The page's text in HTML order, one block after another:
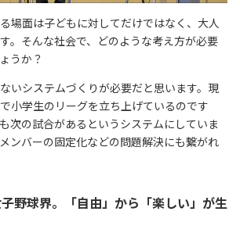
場面は子どもに対してだけではなく、大人
。そんな社会で、どのような考え方が必要
うか？
いシステムづくりが必要だと思います。現
小学生のリーグを立ち上げているのです
次の試合があるというシステムにしていま
ンバーの固定化などの問題解決にも繋がれ
野球界。「自由」から「楽しい」が生